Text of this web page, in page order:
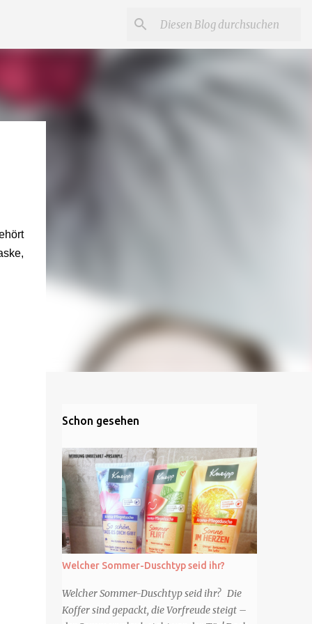
Schon gesehen
Welcher Sommer-Duschtyp seid ihr?
Welcher Sommer-Duschtyp seid ihr? Die
Koffer sind gepackt, die Vorfreude steigt –